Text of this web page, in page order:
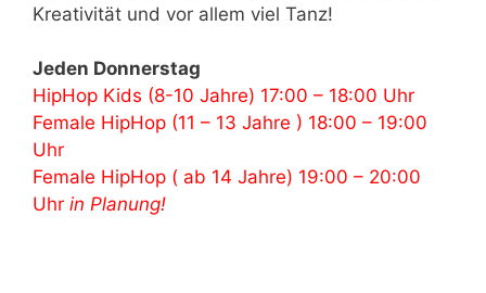
Kreativität und vor allem viel Tanz!
Jeden Donnerstag
HipHop Kids (8-10 Jahre) 17:00 – 18:00 Uhr
Female HipHop (11 – 13 Jahre ) 18:00 – 19:00
Uhr
Female HipHop ( ab 14 Jahre) 19:00 – 20:00
Uhr in Planung!